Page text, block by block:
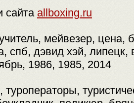
сайта allboxing.ru
мейвезер, цена,
спб, дэвид хэй, липецк,
1986, 1985, 2014
туроператоры,